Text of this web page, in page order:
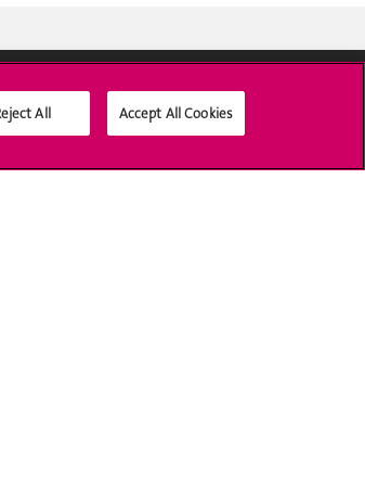
sociaux UNIGE
All Accept All Cookies